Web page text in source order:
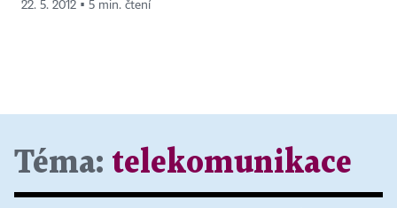
22. 5. 2012 ▪ 5 min. čtení
Téma: telekomunikace